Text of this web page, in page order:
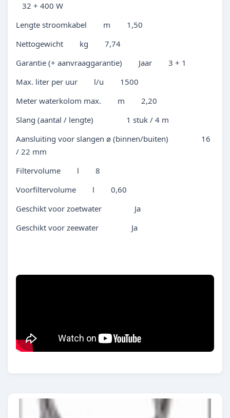
32 + 400 W
Lengte stroomkabel m 1,50
Nettogewicht kg 7,74
Garantie (+ aanvraaggarantie) Jaar 3 + 1
Max. liter per uur l/u 1500
Meter waterkolom max. m 2,20
Slang (aantal / lengte) 1 stuk / 4 m
Aansluiting voor slangen ø (binnen/buiten) 16
/ 22 mm
Filtervolume l 8
Voorfiltervolume l 0,60
Geschikt voor zoetwater Ja
Geschikt voor zeewater Ja